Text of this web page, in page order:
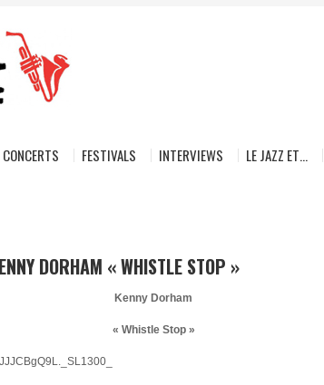
CONCERTS FESTIVALS INTERVIEWS LE JAZZ ET…
DORHAM « WHISTLE STOP »
Kenny Dorham
« Whistle Stop »